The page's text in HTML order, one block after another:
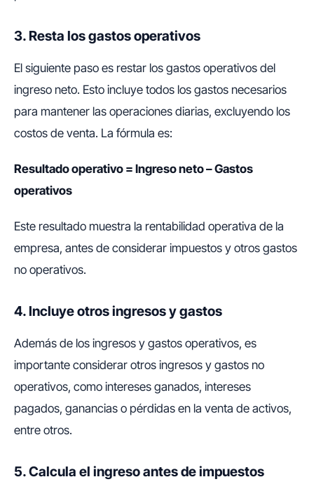
3. Resta los gastos operativos
El siguiente paso es restar los gastos operativos del
ingreso neto. Esto incluye todos los gastos necesarios
para mantener las operaciones diarias, excluyendo los
costos de venta. La fórmula es:
Resultado operativo = Ingreso neto – Gastos
operativos
Este resultado muestra la rentabilidad operativa de la
empresa, antes de considerar impuestos y otros gastos
no operativos.
4. Incluye otros ingresos y gastos
Además de los ingresos y gastos operativos, es
importante considerar otros ingresos y gastos no
operativos, como intereses ganados, intereses
pagados, ganancias o pérdidas en la venta de activos,
entre otros.
5. Calcula el ingreso antes de impuestos